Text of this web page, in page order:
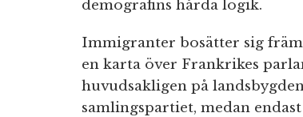
demografins hårda logik.
Immigranter bosätter sig
en karta över Frankrikes
huvudsakligen på
samlingspartiet, medan